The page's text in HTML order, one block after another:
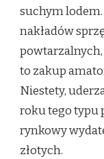
suchym
nakładów
to zakup
Niestety,
roku tego typu
rynkowy
złotych.